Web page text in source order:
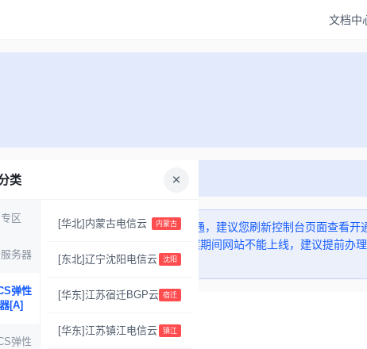
文档中
类
区
务器
弹性
[A]
弹性
[华北]内蒙古电信云 内蒙古
[东北]辽宁​沈阳电信云 沈阳
[华东]江苏宿迁BGP云 宿迁
[华东]江苏镇江电信云 镇江
后实例创建预计需要2-10分钟自动开通，建议您刷新控制台页面查看开
，否则网站/应用将无法正常访问。备案期间网站不能上线，建议提前办